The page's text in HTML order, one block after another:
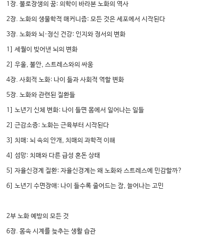
1장. 불로장생의 꿈: 의학이 바라본 노화의 역사
2장. 노화의 생물학적 매커니즘: 모든 것은 세포에서 시작된다
3장. 노화와 뇌·정신 건강: 인지와 정서의 변화
1] 세월이 빚어낸 뇌의 변화
2] 우울, 불안, 스트레스와의 싸움
4장. 사회적 노화: 나이 듦과 사회적 역할 변화
5장. 노화와 관련된 질환들
1] 노년기 신체 변화: 나이 들면 몸에서 일어나는 일들
2] 근감소증: 노화는 근육부터 시작된다
3] 치매: 뇌 속의 안개, 치매의 과학적 이해
4] 섬망: 치매와 다른 급성 혼돈 상태
5] 자율신경계 질환: 자율신경계는 왜 노화와 스트레스에 민감할까?
6] 노년기 수면장애: 나이 들수록 줄어드는 잠, 늘어나는 고민
2부 노화 예방의 모든 것
6장. 몸속 시계를 늦추는 생활 습관